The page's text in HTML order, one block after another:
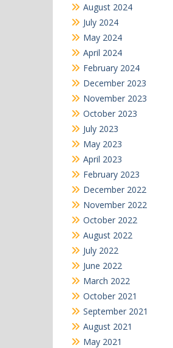
August 2024
July 2024
May 2024
April 2024
February 2024
December 2023
November 2023
October 2023
July 2023
May 2023
April 2023
February 2023
December 2022
November 2022
October 2022
August 2022
July 2022
June 2022
March 2022
October 2021
September 2021
August 2021
May 2021